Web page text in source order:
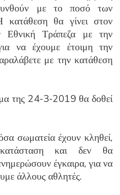
με το ποσό των
θα γίνει στον
Εθνική Τράπεζα με την
να έχουμε έτοιμη την
με την κατάθεση
της 24-3-2019 θα δοθεί
σωματεία έχουν κληθεί,
και δεν θα
έγκαιρα, για να
άλλους αθλητές.